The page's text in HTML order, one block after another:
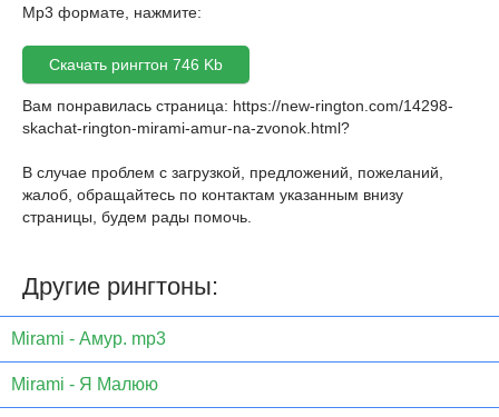
Mp3 формате, нажмите:
Скачать рингтон 746 Kb
Вам понравилась страница: https://new-rington.com/14298-
skachat-rington-mirami-amur-na-zvonok.html?
В случае проблем с загрузкой, предложений, пожеланий,
жалоб, обращайтесь по контактам указанным внизу
страницы, будем рады помочь.
Другие рингтоны:
Mirami - Амур. mp3
Mirami - Я Малюю